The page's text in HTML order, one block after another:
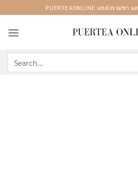
to
content
PUERTEAONLINE แหล่งรวมชา
for: